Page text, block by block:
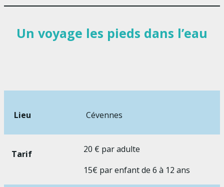
Un voyage les pieds dans l’eau
Lieu Cévennes
Tarif
20 € par adulte
15€ par enfant de 6 à 12 ans